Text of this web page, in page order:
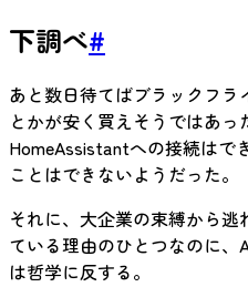
下調べ#
あと数日待てばブラックフラ
とかが安く買えそうではあ
HomeAssistantへの接続はで
ことはできないようだった。
それに、大企業の束縛から逃
ている理由のひとつなのに
は哲学に反する。